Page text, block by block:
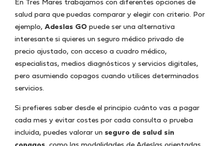
En Tres Mares trabajamos con diferentes opciones de
salud para que puedas comparar y elegir con criterio. Por
ejemplo, Adeslas GO puede ser una alternativa
interesante si quieres un seguro médico privado de
precio ajustado, con acceso a cuadro médico,
especialistas, medios diagnósticos y servicios digitales,
pero asumiendo copagos cuando utilices determinados
servicios.
Si prefieres saber desde el principio cuánto vas a pagar
cada mes y evitar costes por cada consulta o prueba
incluida, puedes valorar un seguro de salud sin